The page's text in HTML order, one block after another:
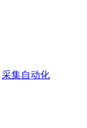
采集自动化